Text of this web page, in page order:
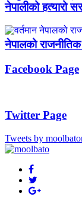
नेपालीको हत्यारो
नेपालको
Facebook Page
Twitter Page
Tweets by